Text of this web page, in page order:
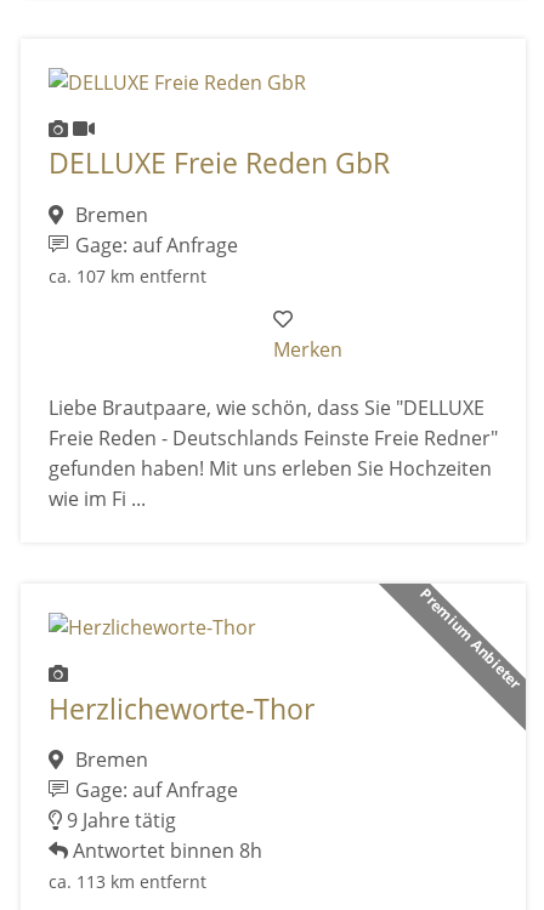
DELLUXE Freie Reden GbR
Bremen
Gage: auf Anfrage
ca. 107 km entfernt
Merken
Liebe Brautpaare, wie schön, dass Sie "DELLUXE
Freie Reden - Deutschlands Feinste Freie Redner"
gefunden haben! Mit uns erleben Sie Hochzeiten
wie im Fi ...
Premium Anbieter
Herzlicheworte-Thor
Bremen
Gage: auf Anfrage
9 Jahre tätig
Antwortet binnen 8h
ca. 113 km entfernt